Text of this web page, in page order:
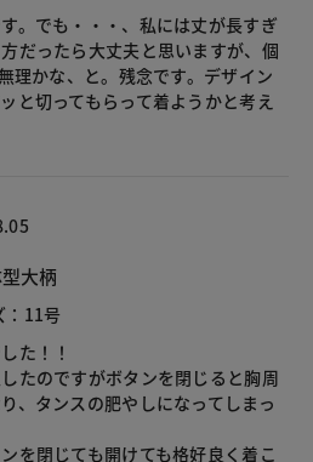
。でも・・・、私には丈が長すぎ
だったら大丈夫と思いますが、個
理かな、と。残念です。デザイン
と切ってもらって着ようかと考え
大柄
：11号
た！！
たのですがボタンを閉じると胸周
、タンスの肥やしになってしまっ
を閉じても開けても格好良く着こ